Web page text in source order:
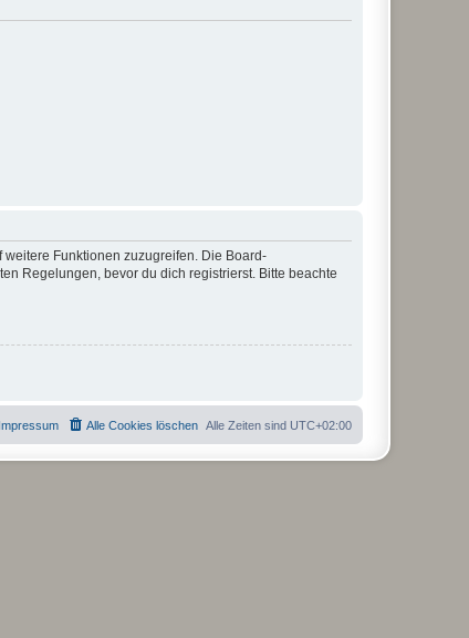
Funktionen zuzugreifen. Die Board-
Regelungen, bevor du dich registrierst. Bitte beachte
Alle Zeiten sind UTC+02:00
Alle Cookies löschen
Impressum